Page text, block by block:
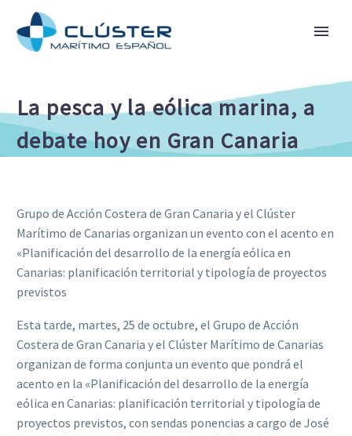
La pesca y la eólica marina, a
debate hoy en Gran Canaria
Grupo de Acción Costera de Gran Canaria y el Clúster
Marítimo de Canarias organizan un evento con el acento en
«Planificación del desarrollo de la energía eólica en
Canarias: planificación territorial y tipología de proyectos
previstos
Esta tarde, martes, 25 de octubre, el Grupo de Acción
Costera de Gran Canaria y el Clúster Marítimo de Canarias
organizan de forma conjunta un evento que pondrá el
acento en la «Planificación del desarrollo de la energía
eólica en Canarias: planificación territorial y tipología de
proyectos previstos, con sendas ponencias a cargo de José